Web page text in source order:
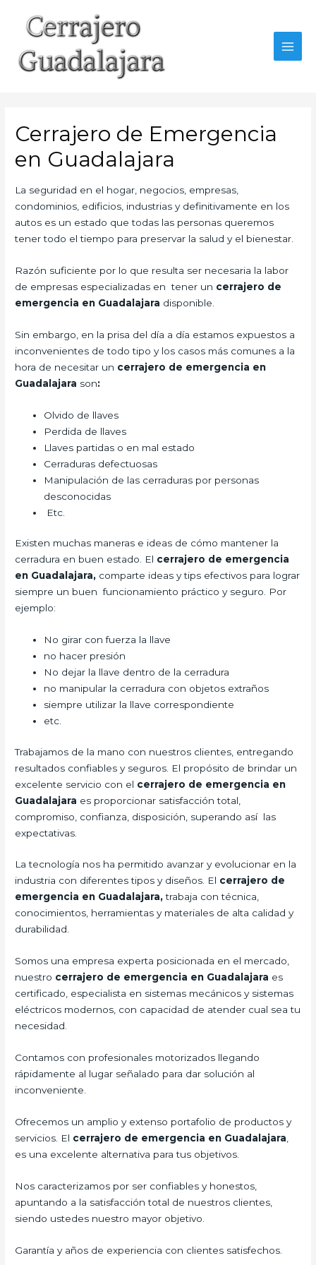
contenido
Cerrajero de Emergencia
en Guadalajara
La seguridad en el hogar, negocios, empresas,
condominios, edificios, industrias y definitivamente en los
autos es un estado que todas las personas queremos
tener todo el tiempo para preservar la salud y el bienestar.
Razón suficiente por lo que resulta ser necesaria la labor
de empresas especializadas en tener un cerrajero de
emergencia en Guadalajara disponible.
Sin embargo, en la prisa del día a día estamos expuestos a
inconvenientes de todo tipo y los casos más comunes a la
hora de necesitar un cerrajero de emergencia en
Guadalajara son:
Olvido de llaves
Perdida de llaves
Llaves partidas o en mal estado
Cerraduras defectuosas
Manipulación de las cerraduras por personas
desconocidas
Etc.
Existen muchas maneras e ideas de cómo mantener la
cerradura en buen estado. El cerrajero de emergencia
en Guadalajara, comparte ideas y tips efectivos para lograr
siempre un buen funcionamiento práctico y seguro. Por
ejemplo:
No girar con fuerza la llave
no hacer presión
No dejar la llave dentro de la cerradura
no manipular la cerradura con objetos extraños
siempre utilizar la llave correspondiente
etc.
Trabajamos de la mano con nuestros clientes, entregando
resultados confiables y seguros. El propósito de brindar un
excelente servicio con el cerrajero de emergencia en
Guadalajara es proporcionar satisfacción total,
compromiso, confianza, disposición, superando así las
expectativas.
La tecnología nos ha permitido avanzar y evolucionar en la
industria con diferentes tipos y diseños. El cerrajero de
emergencia en Guadalajara,trabaja con técnica,
conocimientos, herramientas y materiales de alta calidad y
durabilidad.
Somos una empresa experta posicionada en el mercado,
nuestro cerrajero de emergencia en Guadalajara es
certificado, especialista en sistemas mecánicos y sistemas
eléctricos modernos, con capacidad de atender cual sea tu
necesidad.
Contamos con profesionales motorizados llegando
rápidamente al lugar señalado para dar solución al
inconveniente.
Ofrecemos un amplio y extenso portafolio de productos y
servicios. El cerrajero de emergencia en Guadalajara
es una excelente alternativa para tus objetivos.
Nos caracterizamos por ser confiables y honestos,
apuntando a la satisfacción total de nuestros clientes,
siendo ustedes nuestro mayor objetivo.
Garantía y años de experiencia con clientes satisfechos.